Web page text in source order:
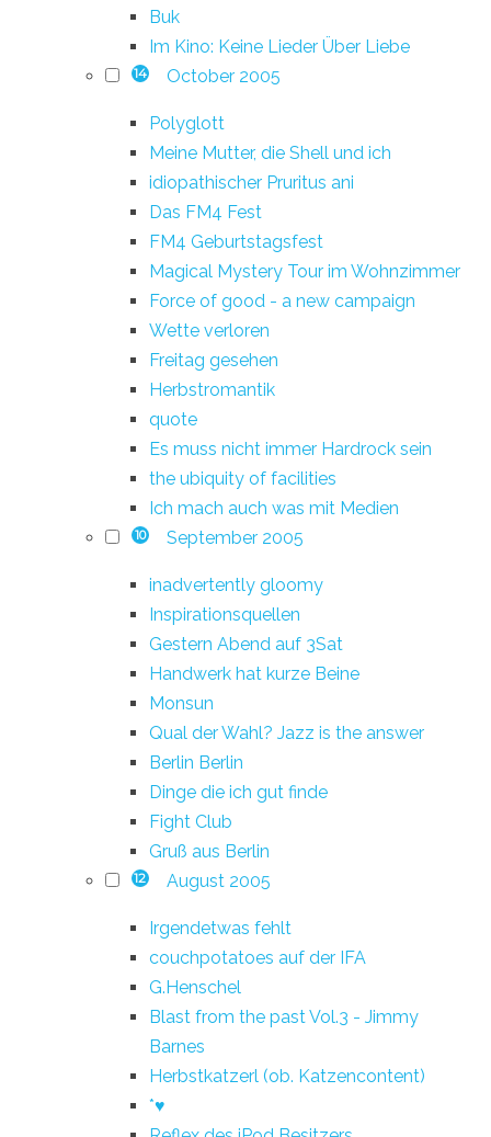
Buk
Im Kino: Keine Lieder Über Liebe
14 October 2005
Polyglott
Meine Mutter, die Shell und ich
idiopathischer Pruritus ani
Das FM4 Fest
FM4 Geburtstagsfest
Magical Mystery Tour im Wohnzimmer
Force of good - a new campaign
Wette verloren
Freitag gesehen
Herbstromantik
quote
Es muss nicht immer Hardrock sein
the ubiquity of facilities
Ich mach auch was mit Medien
10 September 2005
inadvertently gloomy
Inspirationsquellen
Gestern Abend auf 3Sat
Handwerk hat kurze Beine
Monsun
Qual der Wahl? Jazz is the answer
Berlin Berlin
Dinge die ich gut finde
Fight Club
Gruß aus Berlin
12 August 2005
Irgendetwas fehlt
couchpotatoes auf der IFA
G.Henschel
Blast from the past Vol.3 - Jimmy
Barnes
Herbstkatzerl (ob. Katzencontent)
*♥